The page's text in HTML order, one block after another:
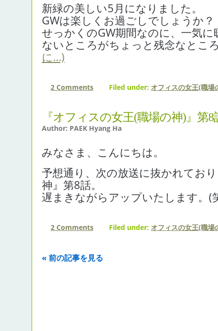
新緑の美しい5月になりました。
GWは楽しくお過ごしでしょうか？
せっかくのGW期間なのに、一気
ないところがちょっと残念なとこ
に…)
2 Comments Filed under: オフィスの女王(職場
『オフィスの女王(職場の神)』第8
Author: PAEK Hyang Ha
みなさま、こんにちは。
予想通り、次の放送に抜かれてお
神』第8話。
遅まきながらアップいたします。(
2 Comments Filed under: オフィスの女王(職場
« 前の記事を見る